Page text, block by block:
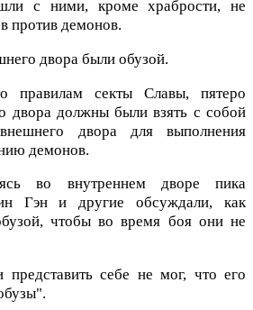
с ними, кроме храбрости, не
против демонов.
двора были обузой.
правилам секты Славы, пятеро
двора должны были взять с собой
двора для выполнения
демонов.
во внутреннем дворе пика
Гэн и другие обсуждали, как
чтобы во время боя они не
себе не мог, что его